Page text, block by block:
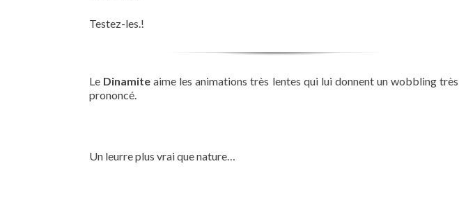
Testez-les.!
Le Dinamiteaime les animations très lentes qui lui donnent un wobbling très
prononcé.
Un leurre plus vrai que nature…